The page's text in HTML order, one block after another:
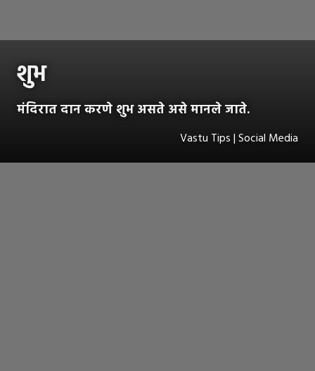
शुभ
मंदिरात दान करणे शुभ असते असे मानले जाते.
Vastu Tips | Social Media